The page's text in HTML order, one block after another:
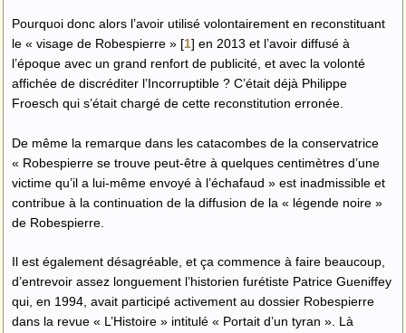
Pourquoi donc alors l’avoir utilisé volontairement en reconstituant
le « visage de Robespierre »[1] en 2013 et l’avoir diffusé à
l’époque avec un grand renfort de publicité, et avec la volonté
affichée de discréditer l’Incorruptible ? C’était déjà Philippe
Froesch qui s’était chargé de cette reconstitution erronée.
De même la remarque dans les catacombes de la conservatrice
« Robespierre se trouve peut-être à quelques centimètres d’une
victime qu’il a lui-même envoyé à l’échafaud » est inadmissible et
contribue à la continuation de la diffusion de la « légende noire »
de Robespierre.
Il est également désagréable, et ça commence à faire beaucoup,
d’entrevoir assez longuement l’historien furétiste Patrice Gueniffey
qui, en 1994, avait participé activement au dossier Robespierre
dans la revue « L’Histoire » intitulé « Portait d’un tyran ». Là